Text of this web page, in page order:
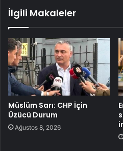
İlgili Makaleler
Müslüm Sarı: CHP İçin
Üzücü Durum
Ağustos 8, 2026